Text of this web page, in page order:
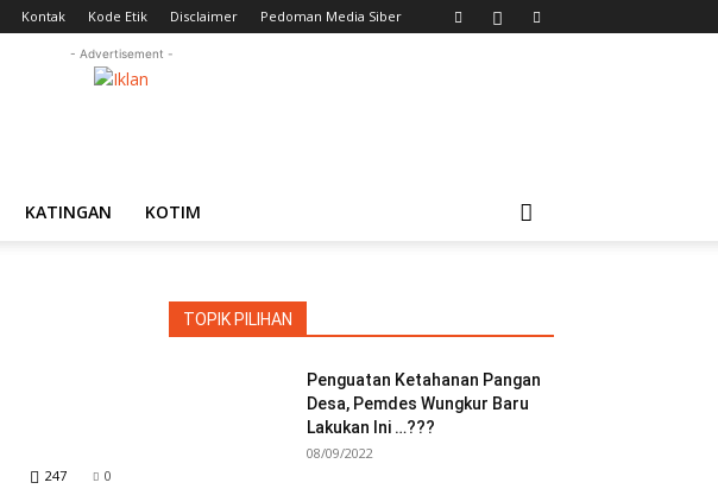
Kontak Kode Etik Disclaimer Pedoman Media Siber
- Advertisement -
KATINGAN KOTIM
0
247
TOPIK PILIHAN
Penguatan Ketahanan Pangan
Desa, Pemdes Wungkur Baru
Lakukan Ini …???
08/09/2022